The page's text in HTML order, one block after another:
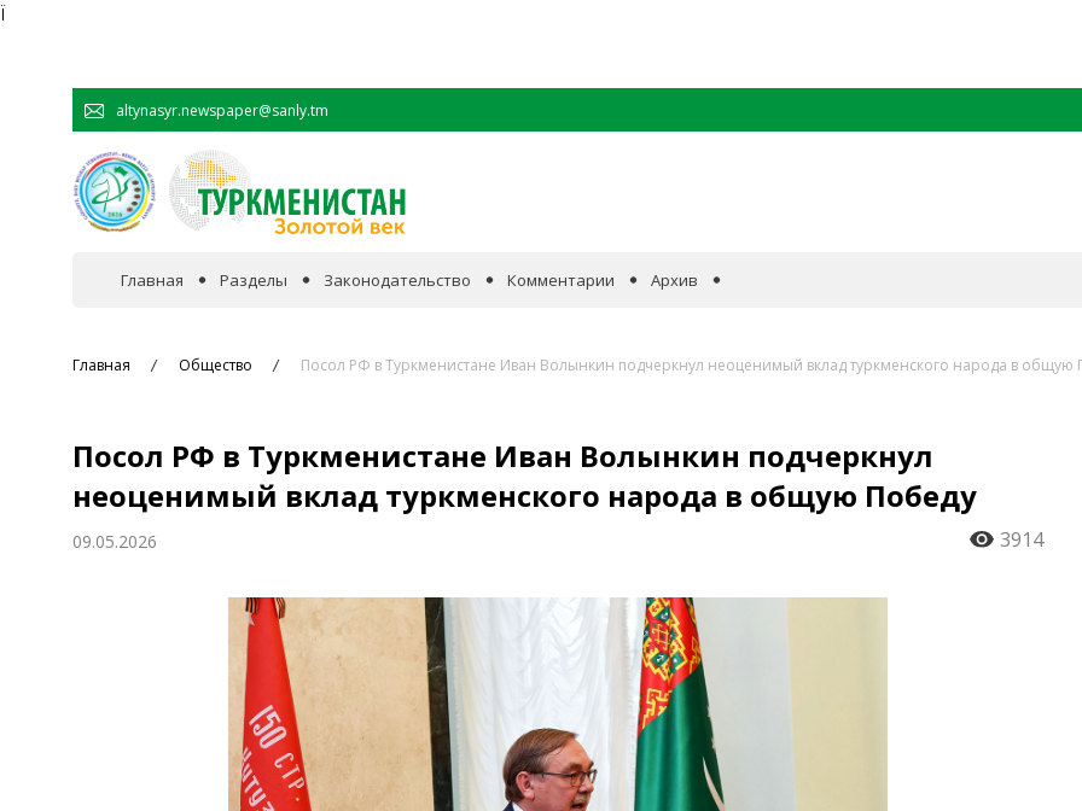
Ï
altynasyr.newspaper@sanly.tm
Главная Разделы
Сотрудничество
Общество
Культура
Наука
Законодательство Комментарии Архив
Главная Общество Посол РФ в Туркменистане Иван Волынкин подчеркнул неоценимый вклад туркменского народа в общую
Посол РФ в Туркменистане Иван Волынкин подчеркнул
неоценимый вклад туркменского народа в общую Победу
09.05.2026 3914